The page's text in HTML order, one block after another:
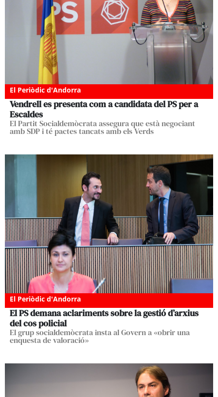
El Periòdic d'Andorra
Vendrell es presenta com a candidata del PS per a
Escaldes
El Partit Socialdemòcrata assegura que està negociant
amb SDP i té pactes tancats amb els Verds
El Periòdic d'Andorra
El PS demana aclariments sobre la gestió d’arxius
del cos policial
El grup socialdemòcrata insta al Govern a «obrir una
enquesta de valoració»